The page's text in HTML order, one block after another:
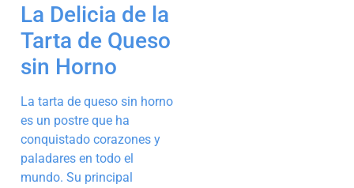
La Delicia de la
Tarta de Queso
sin Horno
La tarta de queso sin horno
es un postre que ha
conquistado corazones y
paladares en todo el
mundo. Su principal